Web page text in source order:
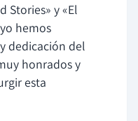
Stories» y «El
hemos
dedicación del
honrados y
esta